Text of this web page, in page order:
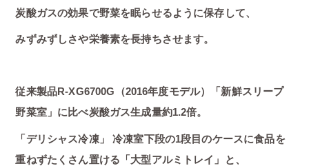
炭酸ガスの効果で野菜を眠らせるように保存して、
みずみずしさや栄養素を長持ちさせます。
従来製品R-XG6700G（2016年度モデル）「新鮮スリープ
野菜室」に比べ炭酸ガス生成量約1.2倍。
「デリシャス冷凍」 冷凍室下段の1段目のケースに食品を
重ねずたくさん置ける「大型アルミトレイ」と、